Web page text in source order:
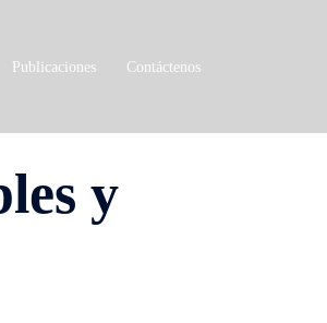
Publicaciones Contáctenos
y